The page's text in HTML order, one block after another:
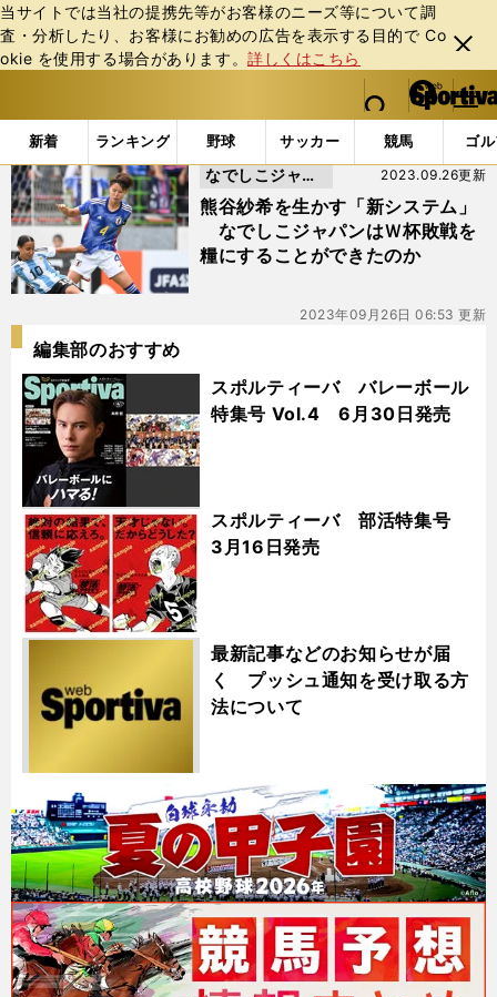
当サイトでは当社の提携先等がお客様のニーズ等について調
査・分析したり、お客様にお勧めの広告を表⽰する⽬的で Co
okie を使⽤する場合があります。詳しくはこちら
閉じ
る
web Sportiva (webスポルティーバ)
検索
マイペ
ー
ジ
メニュ
新着 ランキング 野球 サッカー 競馬 ゴ
b
ス
ポ
ル
テ
ィ
ー
バ
「#北九州」の最新ニュース・ 情報
熊谷紗希を生かす「新システム」
なでしこジャパンはＷ杯敗戦を
糧にすることができたのか
2023.09.26更新
なでしこジャパ
ン
2023年09月26日 06:53 更新
編集部のおすすめ
スポルティーバ バレーボール
特集号 Vol.4 6月30日発売
スポルティーバ 部活特集号
3月16日発売
最新記事などのお知らせが届
く プッシュ通知を受け取る方
法について